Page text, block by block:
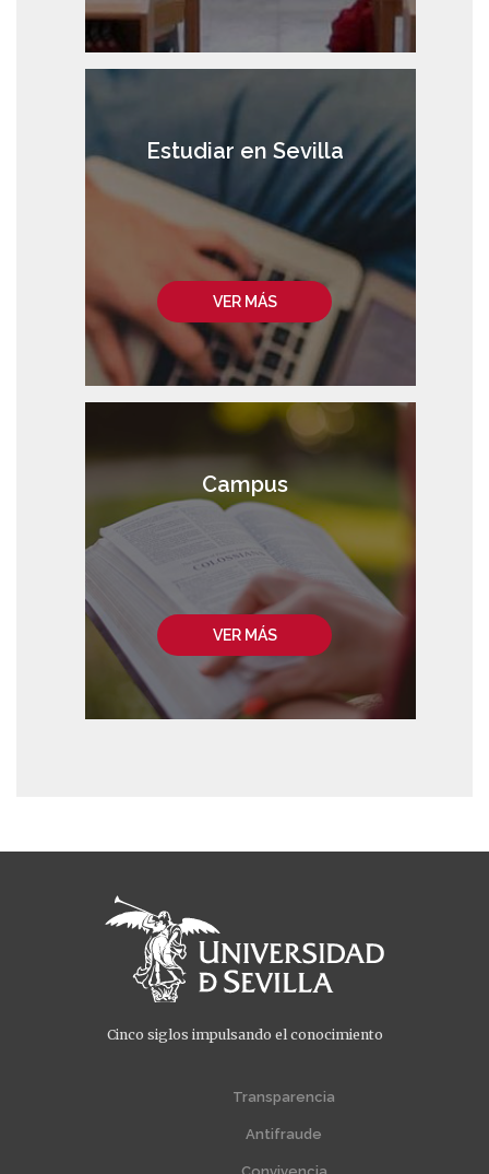
VER MÁS
Estudiar en Sevilla
VER MÁS
Campus
Cinco siglos impulsando el conocimiento
Transparencia
Antifraude
Convivencia